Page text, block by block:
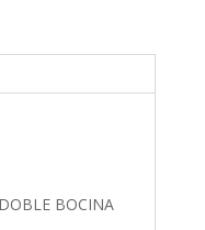
BOCINA